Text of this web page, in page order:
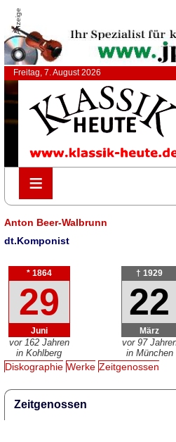
Anzeige
Freitag, 7. August 2026
≡
≡
Anton Beer-Walbrunn
dt.Komponist
* 1864
29
Juni
vor 162 Jahren
in Kohlberg
† 1929
22
März
vor 97
in München
Diskographie Werke Zeitgenossen
Zeitgenossen